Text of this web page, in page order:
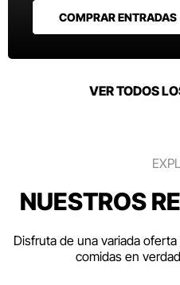
COMPRAR ENTRADAS
VER TODOS
NUESTROS
Disfruta de una variada
comidas en